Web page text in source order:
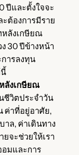
ปีและตั้งใจจะ
ต้องการมีราย
หลังเกษียณ
30 ปีข้างหน้า
ารลงทุน
ลังเกษียณ
ชีวิตประจำวัน
ค่าที่อยู่อาศัย,
าล, ค่าเดินทาง
จะช่วยให้เรา
อมและการ